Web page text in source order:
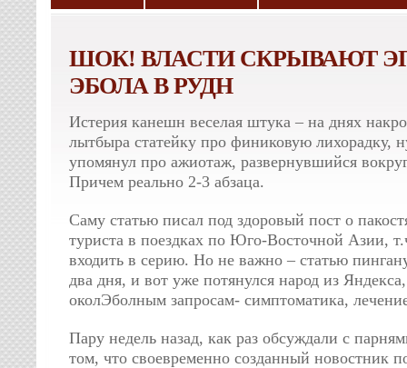
ШОК! ВЛАСТИ СКРЫВАЮТ
ЭБОЛА В РУДН
Истерия канешн веселая штука – на днях
лытбыра статейку про финиковую лихорадку,
упомянул про ажиотаж, развернувшийся
Причем реально 2-3 абзаца.
Саму статью писал под здоровый пост о
туриста в поездках по Юго-Восточной Азии,
входить в серию. Но не важно – статью
два дня, и вот уже потянулся народ из
околЭболным запросам- симптоматика,
Пару недель назад, как раз обсуждали с
том, что своевременно созданный новостник